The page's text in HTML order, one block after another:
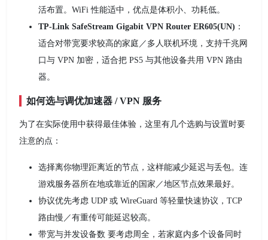
活布置。WiFi 性能适中，优点是体积小、功耗低。
TP‑Link SafeStream Gigabit VPN Router ER605(UN) ：
适合对带宽要求较高的家庭／多人联机环境，支持千兆网
口与 VPN 加密，适合把 PS5 与其他设备共用 VPN 路由
器。
如何选与调优加速器 / VPN 服务
为了在实际使用中获得最佳体验，这里有几个选购与设置时要
注意的点：
选择离你物理距离近的节点，这样能减少延迟与丢包。连
游戏服务器所在地或靠近的国家／地区节点效果最好。
协议优先考虑 UDP 或 WireGuard 等轻量快速协议，TCP
路由慢／有重传可能延迟较高。
带宽与并发设备数 要考虑周全，若家庭内多个设备同时